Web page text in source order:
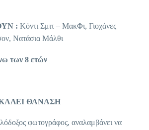
: Κόντι Σμιτ – ΜακΦι, Γιοχάνες
Νατάσια Μάλθι
των 8 ετών
ΚΑΛΕΙ ΘΑΝΑΣΗ
φωτογράφος, αναλαμβάνει να